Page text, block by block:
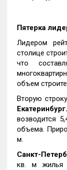
Пятерка
Лидером
столице
что
объем
Вторую
возводится
объема.
м.
Санкт-
кв. м жилья